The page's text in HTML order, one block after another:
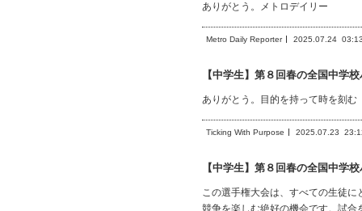
ありがとう。メトロデイリー
Metro Daily Reporter 2025.07.24
【中学生】第８回春の全国中学
ありがとう。目的を持って時を刻む
Ticking With Purpose 2025.07.23
【中学生】第８回春の全国中学
この選手権大会は、すべての生徒
競争を楽しむ絶好の機会です。試